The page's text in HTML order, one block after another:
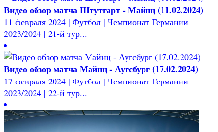
Видео обзор матча Штутгарт - Майнц (11.02.2024)
11 февраля 2024 | Футбол | Чемпионат Германии
2023/2024 | 21-й тур...
Видео обзор матча Майнц - Аугсбург (17.02.2024)
17 февраля 2024 | Футбол | Чемпионат Германии
2023/2024 | 22-й тур...